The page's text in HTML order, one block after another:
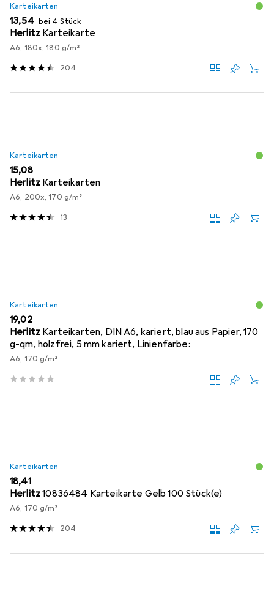
Karteikarten
EUR
13,54 bei 4 Stück
Herlitz Karteikarte
A6, 180x, 180 g/m²
204
Karteikarten
EUR
15,08
Herlitz Karteikarten
A6, 200x, 170 g/m²
13
Karteikarten
EUR
19,02
Herlitz Karteikarten, DIN A6, kariert, blau aus Papier, 170
g-qm, holzfrei, 5 mm kariert, Linienfarbe:
A6, 170 g/m²
Karteikarten
EUR
18,41
Herlitz10836484 Karteikarte Gelb 100 Stück(e)
A6, 170 g/m²
204